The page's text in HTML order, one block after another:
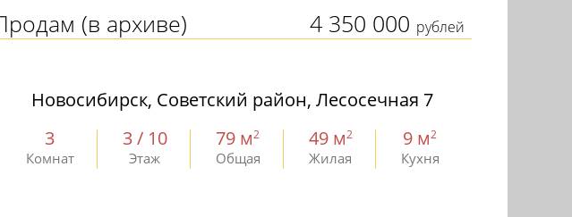
4 350 000 рублей
(в архиве)
Новосибирск, Советский район, Лесосечная 7
3
Комнат
3 / 10
Этаж
79 м2
Общая
49 м2
Жилая
9 м2
Кухня